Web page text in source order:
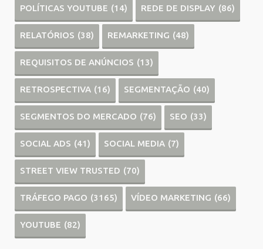
POLÍTICAS YOUTUBE (14) REDE DE DISPLAY (86)
RELATÓRIOS (38) REMARKETING (48)
REQUISITOS DE ANÚNCIOS (13)
RETROSPECTIVA (16) SEGMENTAÇÃO (40)
SEGMENTOS DO MERCADO (76) SEO (33)
SOCIAL ADS (41) SOCIAL MEDIA (7)
STREET VIEW TRUSTED (70)
TRÁFEGO PAGO (3165) VÍDEO MARKETING (66)
YOUTUBE (82)